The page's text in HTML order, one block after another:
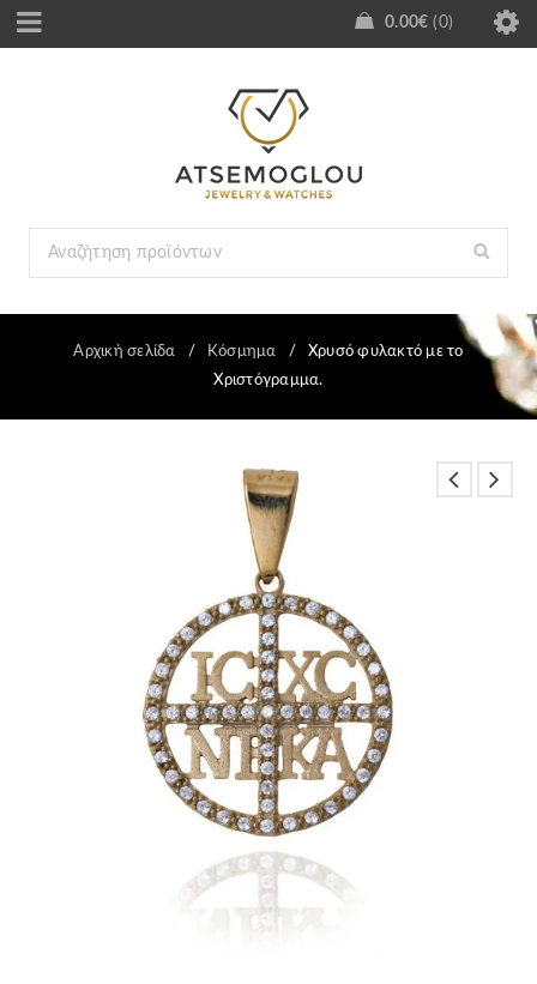
0.00€ 0
Αρχική σελίδα / Κόσμημα /
Χρυσό φυλακτό με το
Χριστόγραμμα.